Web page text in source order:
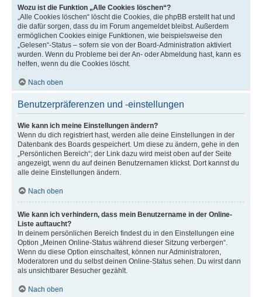
Wozu ist die Funktion „Alle Cookies löschen“?
„Alle Cookies löschen“ löscht die Cookies, die phpBB erstellt hat und
die dafür sorgen, dass du im Forum angemeldet bleibst. Außerdem
ermöglichen Cookies einige Funktionen, wie beispielsweise den
„Gelesen“-Status – sofern sie von der Board-Administration aktiviert
wurden. Wenn du Probleme bei der An- oder Abmeldung hast, kann es
helfen, wenn du die Cookies löscht.
Nach oben
Benutzerpräferenzen und -einstellungen
Wie kann ich meine Einstellungen ändern?
Wenn du dich registriert hast, werden alle deine Einstellungen in der
Datenbank des Boards gespeichert. Um diese zu ändern, gehe in den
„Persönlichen Bereich“; der Link dazu wird meist oben auf der Seite
angezeigt, wenn du auf deinen Benutzernamen klickst. Dort kannst du
alle deine Einstellungen ändern.
Nach oben
Wie kann ich verhindern, dass mein Benutzername in der Online-
Liste auftaucht?
In deinem persönlichen Bereich findest du in den Einstellungen eine
Option „Meinen Online-Status während dieser Sitzung verbergen“.
Wenn du diese Option einschaltest, können nur Administratoren,
Moderatoren und du selbst deinen Online-Status sehen. Du wirst dann
als unsichtbarer Besucher gezählt.
Nach oben